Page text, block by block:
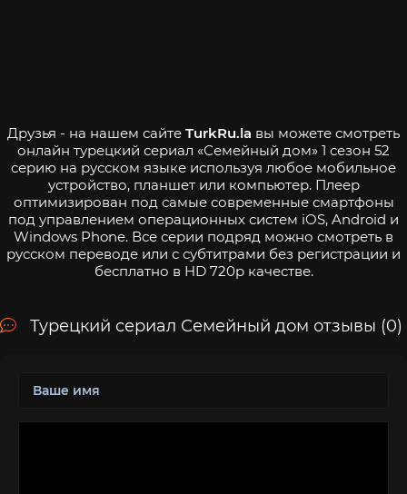
Друзья - на нашем сайте TurkRu.la вы можете смотреть
онлайн турецкий сериал «Семейный дом» 1 сезон 52
серию на русском языке используя любое мобильное
устройство, планшет или компьютер. Плеер
оптимизирован под самые современные смартфоны
под управлением операционных систем iOS, Android и
Windows Phone. Все серии подряд можно смотреть в
русском переводе или с субтитрами без регистрации и
бесплатно в HD 720p качестве.
Турецкий сериал Семейный дом отзывы (0)